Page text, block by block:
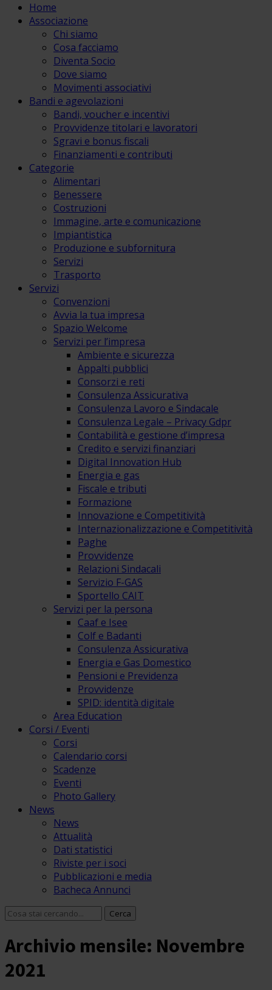
Home
Associazione
Chi siamo
Cosa facciamo
Diventa Socio
Dove siamo
Movimenti associativi
Bandi e agevolazioni
Bandi, voucher e incentivi
Provvidenze titolari e lavoratori
Sgravi e bonus fiscali
Finanziamenti e contributi
Categorie
Alimentari
Benessere
Costruzioni
Immagine, arte e comunicazione
Impiantistica
Produzione e subfornitura
Servizi
Trasporto
Servizi
Convenzioni
Avvia la tua impresa
Spazio Welcome
Servizi per l’impresa
Ambiente e sicurezza
Appalti pubblici
Consorzi e reti
Consulenza Assicurativa
Consulenza Lavoro e Sindacale
Consulenza Legale – Privacy Gdpr
Contabilità e gestione d’impresa
Credito e servizi finanziari
Digital Innovation Hub
Energia e gas
Fiscale e tributi
Formazione
Innovazione e Competitività
Internazionalizzazione e Competitività
Paghe
Provvidenze
Relazioni Sindacali
Servizio F-GAS
Sportello CAIT
Servizi per la persona
Caaf e Isee
Colf e Badanti
Consulenza Assicurativa
Energia e Gas Domestico
Pensioni e Previdenza
Provvidenze
SPID: identità digitale
Area Education
Corsi / Eventi
Corsi
Calendario corsi
Scadenze
Eventi
Photo Gallery
News
News
Attualità
Dati statistici
Riviste per i soci
Pubblicazioni e media
Bacheca Annunci
Archivio mensile: Novembre
2021